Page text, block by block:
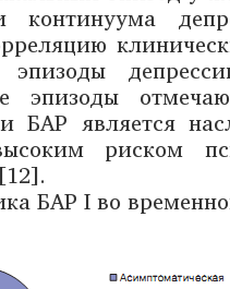
континуума
эпизоды
эпизоды
БАР является
риском
БАР I во